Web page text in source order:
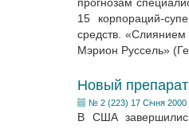
15 корпораций-
средств.
Мэрион Руссель»
Новый
№ 2 (223) 17 Січня 2000
В США завершились